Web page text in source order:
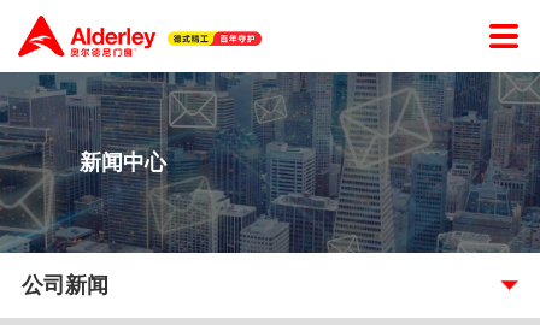
新闻中心
公司新闻